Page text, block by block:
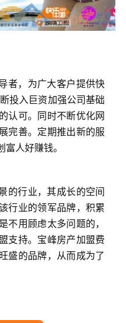
者，为广大客户提供快
投入巨资加强公司基础
认可。同时不断优化网
完善。定期推出新的服
人好赚钱。
的行业，其成长的空间
行业的领军品牌，积累
不用顾虑太多问题的，
支持。宝峰房产加盟费
盛的品牌，从而成为了